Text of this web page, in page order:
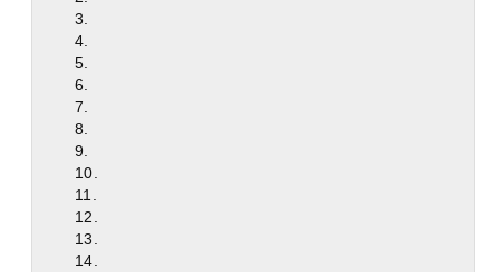
3.
4.
5.
6.
7.
8.
9.
10.
11.
12.
13.
14.